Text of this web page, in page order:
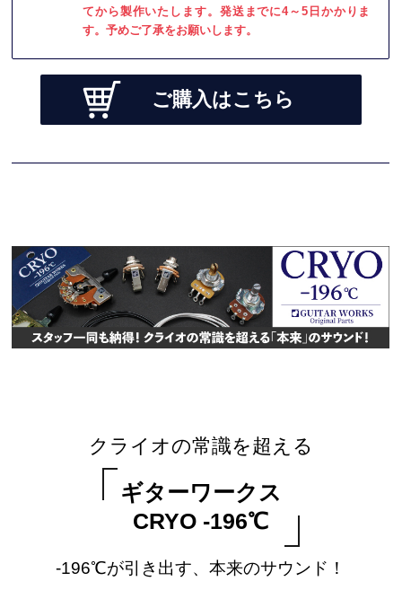
てから製作いたします。発送までに4～5日かかりま
す。予めご了承をお願いします。
ご購入はこちら
クライオの常識を超える
ギターワークス
CRYO -196℃
-196℃が引き出す、本来のサウンド！